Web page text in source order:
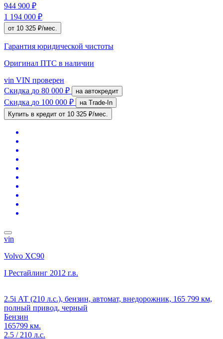
944 900 ₽
1 194 000 ₽
от 10 325 ₽/мес.
Гарантия юридической чистоты
Оригинал ПТС в наличии
vin VIN проверен
Скидка до 80 000 ₽ на автокредит
Скидка до 100 000 ₽
на Trade-In
Купить в кредит от 10 325 ₽/мес.
vin
Volvo XC90
I Рестайлинг 2012 г.в.
2.5i АТ (210 л.с.), бензин, автомат, внедорожник, 165 799 км,
полный привод, черный
Бензин
165799 км.
2.5 / 210 л.с.